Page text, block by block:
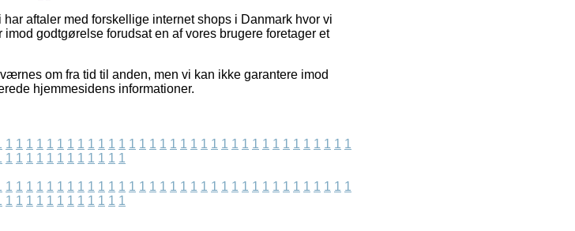
aftaler med forskellige internet shops i Danmark hvor vi
godtgørelse forudsat en af vores brugere foretager et
om fra tid til anden, men vi kan ikke garantere imod
hjemmesidens informationer.
1 1 1 1 1 1 1 1 1 1 1 1 1 1 1 1 1 1 1 1 1 1 1 1 1 1 1 1 1 1 1 1 1 1
1 1 1 1 1 1 1 1 1 1 1 1
1 1 1 1 1 1 1 1 1 1 1 1 1 1 1 1 1 1 1 1 1 1 1 1 1 1 1 1 1 1 1 1 1 1
1 1 1 1 1 1 1 1 1 1 1 1